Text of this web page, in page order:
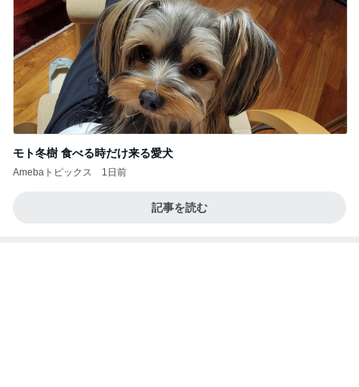
モト冬樹 食べる時だけ来る愛犬
Amebaトピックス 1日前
記事を読む